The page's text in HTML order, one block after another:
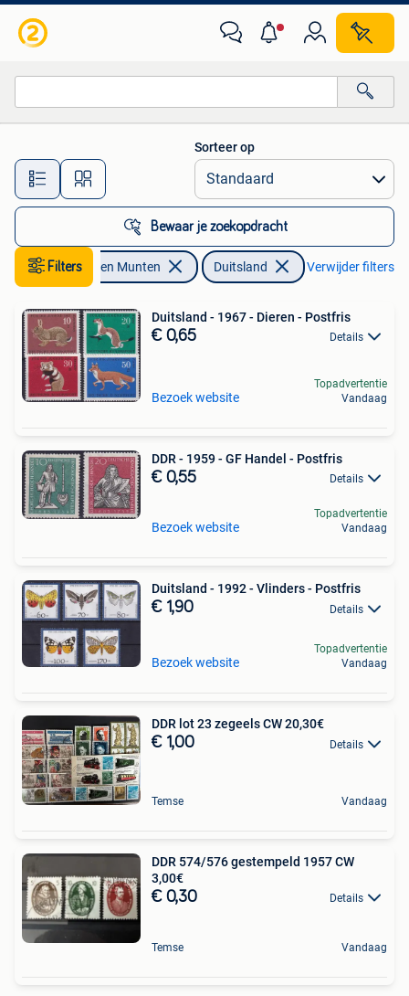
Alle afstanden…
Sorteer op
Bewaar je zoekopdracht
Filters
Postzegels en Munten Duitsland Verwijder filters
Duitsland - 1967 - Dieren - Postfris
€ 0,65 Details
Bezoek website
Topadvertentie
Vandaag
DDR - 1959 - GF Handel - Postfris
€ 0,55 Details
Bezoek website
Topadvertentie
Vandaag
Duitsland - 1992 - Vlinders - Postfris
€ 1,90 Details
Bezoek website
Topadvertentie
Vandaag
DDR lot 23 zegeels CW 20,30€
€ 1,00 Details
Temse Vandaag
DDR 574/576 gestempeld 1957 CW
3,00€
€ 0,30 Details
Temse Vandaag